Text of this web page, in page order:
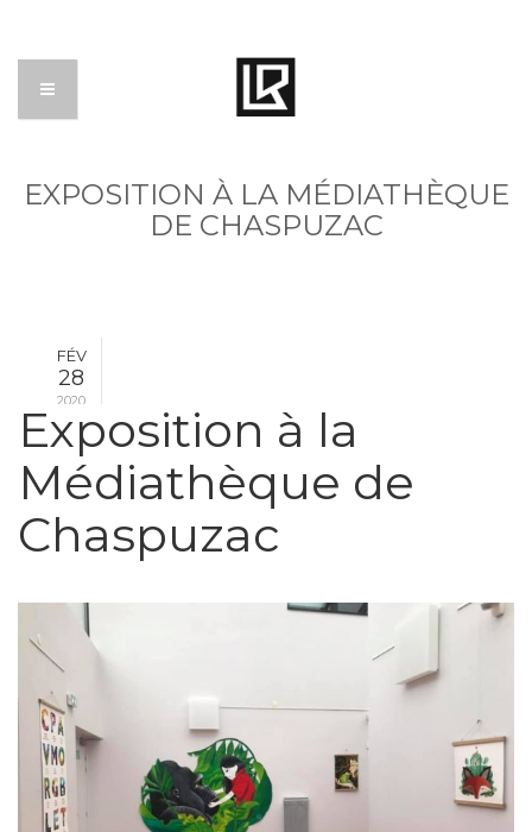
EXPOSITION À LA MÉDIATHÈQUE
DE CHASPUZAC
FÉV
28
2020
Exposition à la
Médiathèque de
Chaspuzac